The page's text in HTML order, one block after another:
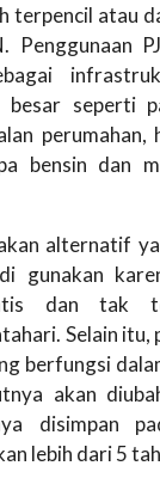
terpencil atau
Penggunaan
seperti
perumahan,
bensin dan
alternatif
gunakan
dan tak
Selain itu,
berfungsi
akan
disimpan
lebih dari 5